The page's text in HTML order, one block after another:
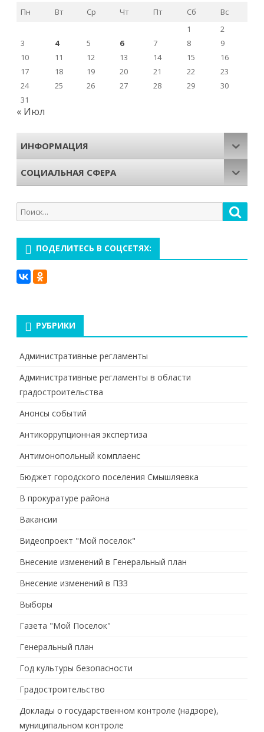
Пн
Вт Ср Чт Пт Сб
Вс
1
2
3
4 5 6 7 8
9
10
11 12 13 14 15
16
17
18 19 20 21 22
23
24
25 26 27 28 29
30
31
« Июл
ИНФОРМАЦИЯ
СОЦИАЛЬНАЯ СФЕРА
Поиск
для:
ПОДЕЛИТЕСЬ В СОЦСЕТЯХ:
РУБРИКИ
Административные регламенты
Административные регламенты в области
градостроительства
Анонсы событий
Антикоррупционная экспертиза
Антимонопольный комплаенс
Бюджет городского поселения Смышляевка
В прокуратуре района
Вакансии
Видеопроект "Мой поселок"
Внесение изменений в Генеральный план
Внесение изменений в ПЗЗ
Выборы
Газета "Мой Поселок"
Генеральный план
Год культуры безопасности
Градостроительство
Доклады о государственном контроле (надзоре),
муниципальном контроле